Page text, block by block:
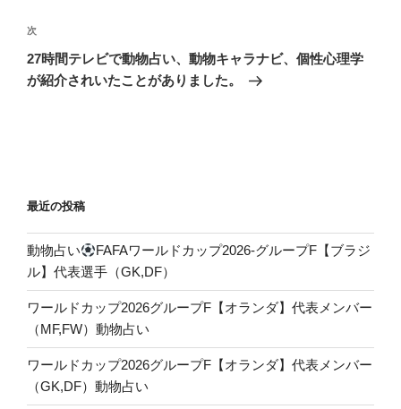
ゲ
ー
シ
次
の
投
次
27時間テレビで動物占い、動物キャラナビ、個性心理学
が紹介されいたことがありました。
最近の投稿
動物占い
FAFAワールドカップ2026-グループF【ブラジ
ル】代表選手（GK,DF）
ワールドカップ2026グループF【オランダ】代表メンバー
（MF,FW）動物占い
ワールドカップ2026グループF【オランダ】代表メンバー
（GK,DF）動物占い